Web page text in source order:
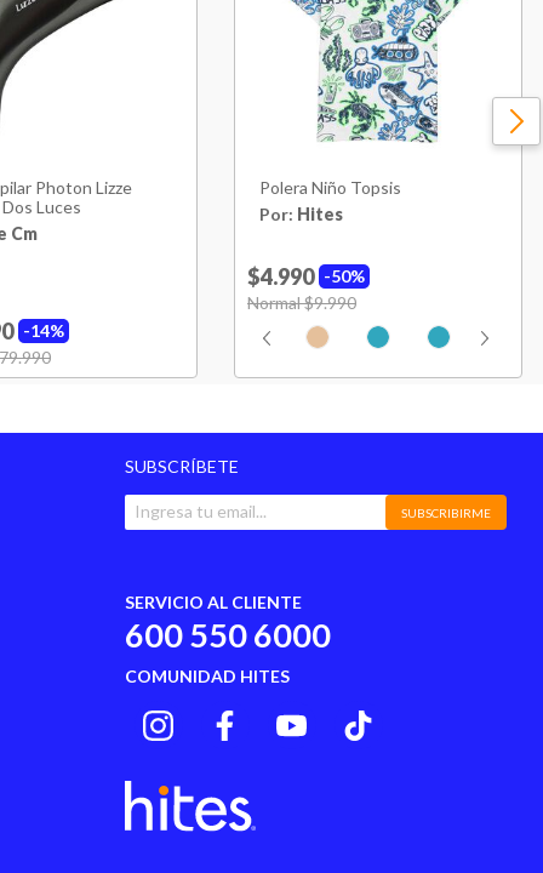
No
Photon Lizze
Luces
Cm
14%
from
Polera Niño Topsis
Por: Hites
50%
$4.990
Price reduced from
Normal $9.990
SUBSCRÍBETE
SUBSCRIBIRME
SERVICIO AL CLIENTE
600 550 6000
COMUNIDAD HITES